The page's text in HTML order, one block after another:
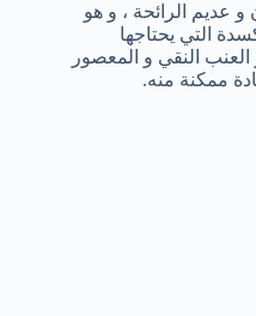
عديم الرائحة ، و هو
التي يحتاجها
النقي و المعصور
ممكنة منه.